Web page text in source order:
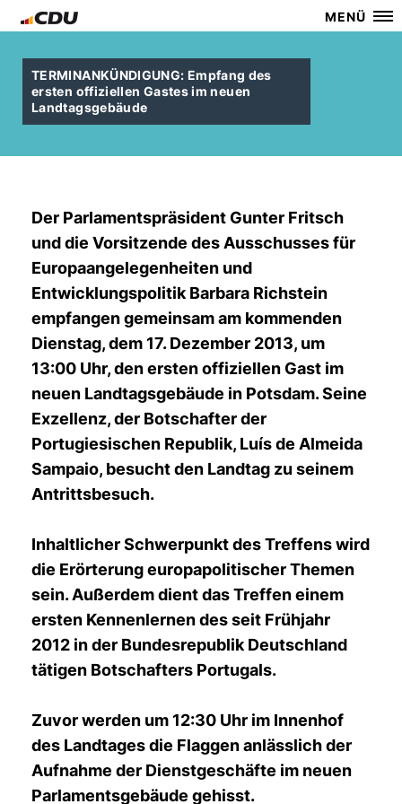
MENÜ
TERMINANKÜNDIGUNG: Empfang des
ersten offiziellen Gastes im neuen
Landtagsgebäude
Der Parlamentspräsident Gunter Fritsch
und die Vorsitzende des Ausschusses für
Europaangelegenheiten und
Entwicklungspolitik Barbara Richstein
empfangen gemeinsam am kommenden
Dienstag, dem 17. Dezember 2013, um
13:00 Uhr, den ersten offiziellen Gast im
neuen Landtagsgebäude in Potsdam. Seine
Exzellenz, der Botschafter der
Portugiesischen Republik, Luís de Almeida
Sampaio, besucht den Landtag zu seinem
Antrittsbesuch.
Inhaltlicher Schwerpunkt des Treffens wird
die Erörterung europapolitischer Themen
sein. Außerdem dient das Treffen einem
ersten Kennenlernen des seit Frühjahr
2012 in der Bundesrepublik Deutschland
tätigen Botschafters Portugals.
Zuvor werden um 12:30 Uhr im Innenhof
des Landtages die Flaggen anlässlich der
Aufnahme der Dienstgeschäfte im neuen
Parlamentsgebäude gehisst.